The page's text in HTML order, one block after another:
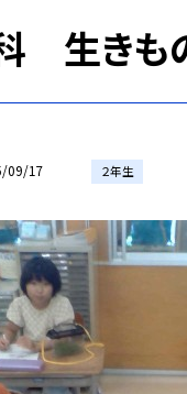
生きも
09/17 ２年生